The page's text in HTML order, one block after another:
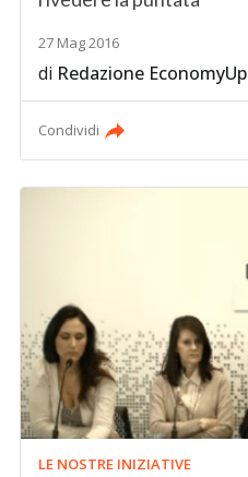
27 Mag 2016
di Redazione EconomyUp
Condividi
LE NOSTRE INIZIATIVE